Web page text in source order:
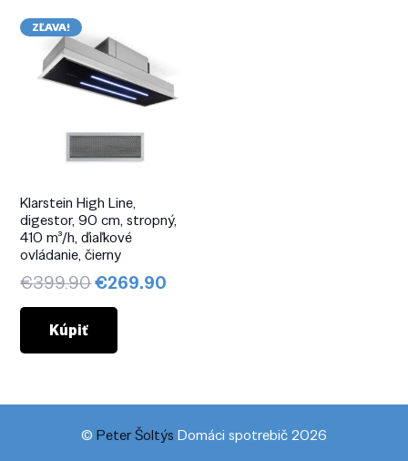
ZĽAVA!
Klarstein High Line,
digestor, 90 cm, stropný,
410 m³/h, ďiaľkové
ovládanie, čierny
€399.90Pôvodná
cena
€399.90.
€269.90
Kúpiť
© Peter Šoltýs Domáci spotrebič 2026